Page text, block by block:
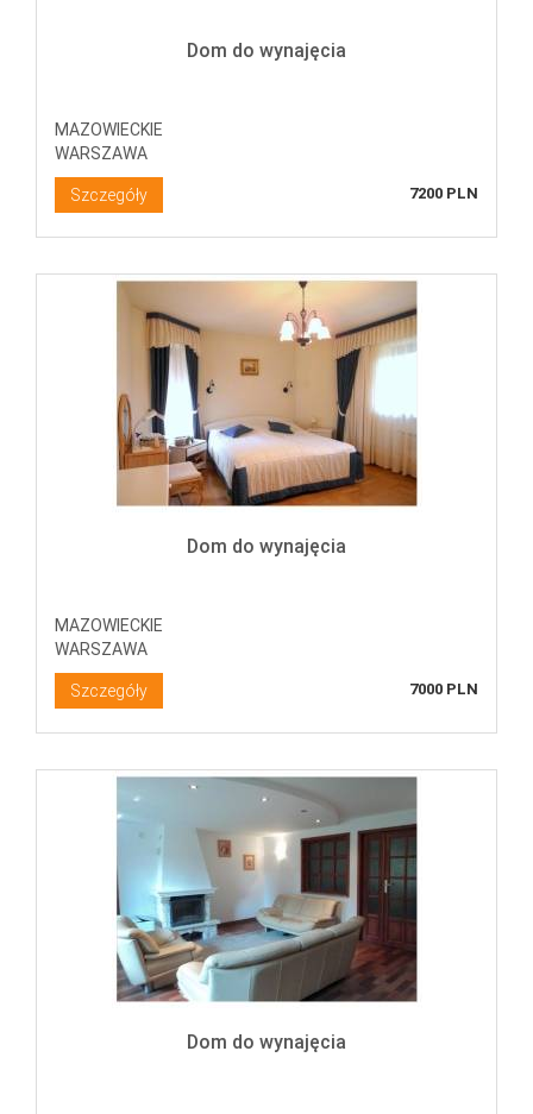
Dom do wynajęcia
MAZOWIECKIE
WARSZAWA
Szczegóły 7200 PLN
Dom do wynajęcia
MAZOWIECKIE
WARSZAWA
Szczegóły 7000 PLN
Dom do wynajęcia